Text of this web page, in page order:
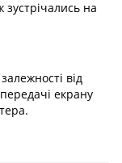
на
від
екрану